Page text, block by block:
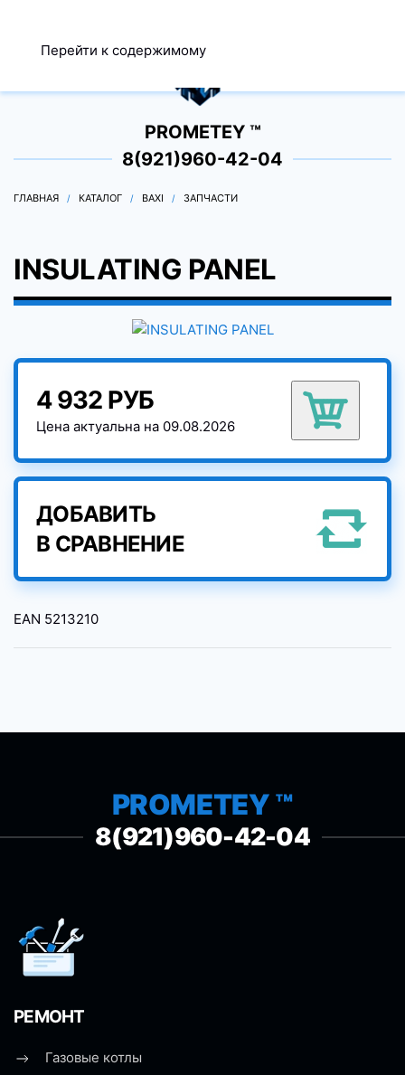
Перейти к содержимому
0
PROMETEY ™
8(921)960-42-04
ГЛАВНАЯ КАТАЛОГ BAXI ЗАПЧАСТИ
INSULATING PANEL
4 932 РУБ
Цена актуальна на 09.08.2026
ДОБАВИТЬ
В СРАВНЕНИЕ
EAN 5213210
PROMETEY ™
8(921)960-42-04
РЕМОНТ
Газовые котлы